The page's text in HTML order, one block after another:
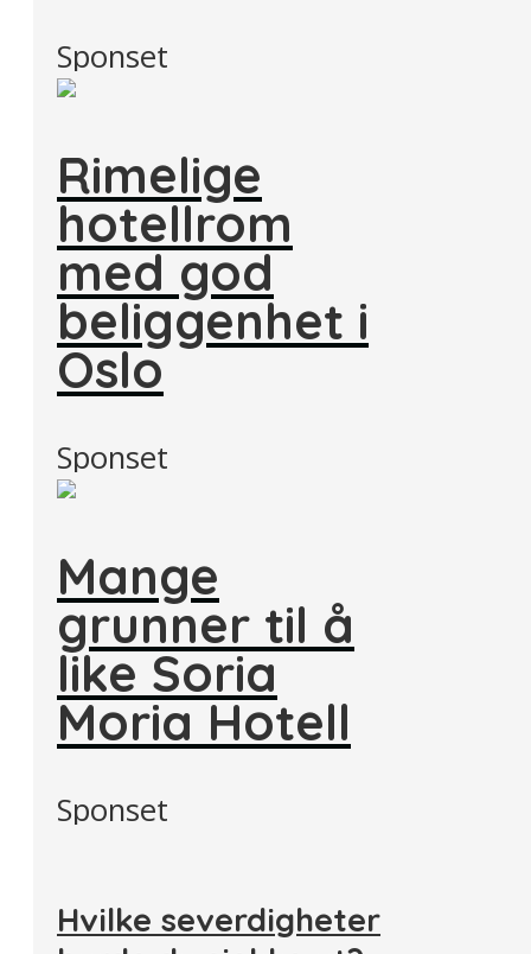
Sponset
Rimelige
hotellrom
med god
beliggenhet i
Oslo
Sponset
Mange
grunner til å
like Soria
Moria Hotell
Sponset
Hvilke severdigheter